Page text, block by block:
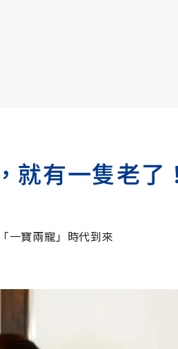
就有一隻老了
一寶兩寵」時代到來